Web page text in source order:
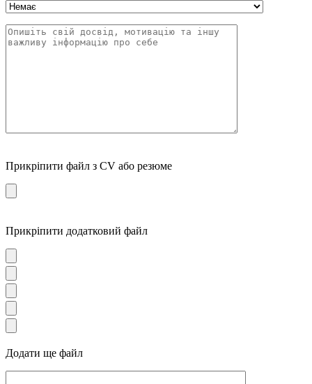
Прикріпити файл з CV або резюме
Прикріпити додатковий файл
Додати ще файл